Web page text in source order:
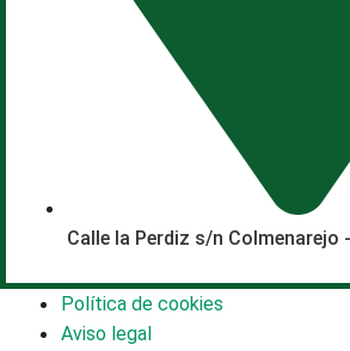
Calle la Perdiz s/n Colmenarejo
Política de cookies
Aviso legal